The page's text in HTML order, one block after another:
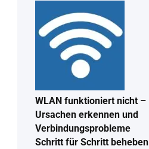
WLAN funktioniert nicht –
Ursachen erkennen und
Verbindungsprobleme
Schritt für Schritt beheben